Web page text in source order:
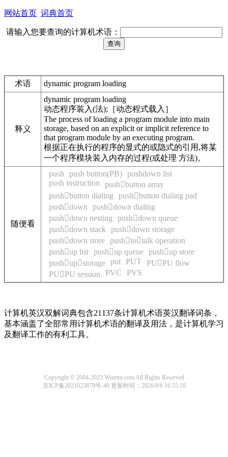
网站首页 词典首页
请输入您要查询的计算机术语：
术语 dynamic program loading
释义
dynamic program loading
动态程序装入(法);［动态程式载入］
The process of loading a program module into main
storage, based on an explicit or implicit reference to
that program module by an executing program.
根据正在执行的程序的显式的或隐式的引用,将某
一个程序模块装入内存的过程(或处理 方法)。
随便看
push push button(PB) pushdown list
push instruction
pushbutton array
pushbutton dialing
pushbutton dialing pad
pushdown
pushdown dialing
pushdown nesting
pushdown queue
pushdown stack
pushdown storage
pushdown store pushtotalk operation
pushup list pushup queue pushup store
pushupstorage put PUT
PUPU flow
PUPU session
PVC PVS
计算机英汉双解词典包含21137条计算机术语英汉翻译词条，
基本涵盖了全部常用计算机术语的翻译及用法，是计算机学习
及翻译工作的有利工具。
Copyright © 2004-2023 Winrtm.com All Rights Reserved
京ICP备2021023879号-40 更新时间：2026/8/6 16:55:10